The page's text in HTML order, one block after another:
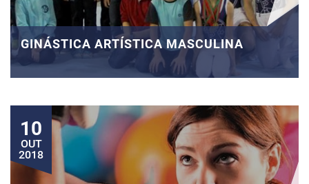
GINÁSTICA ARTÍSTICA MASCULINA
10
OUT
2018